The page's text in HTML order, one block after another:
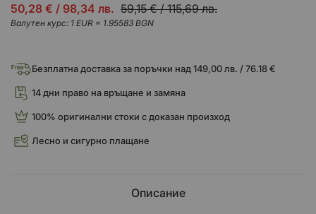
Промо
цена
50,28 € / 98,34 лв. 59,15 €/115,69 лв.
Валутен курс: 1 EUR = 1.95583 BGN
Безплатна доставка за поръчки над 149,00 лв. / 76.18 €
14 дни право на връщане и замяна
100% оригинални стоки с доказан произход
Лесно и сигурно плащане
Описание